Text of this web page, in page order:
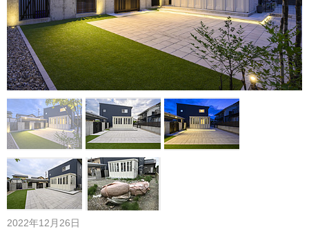
2022年12月26日